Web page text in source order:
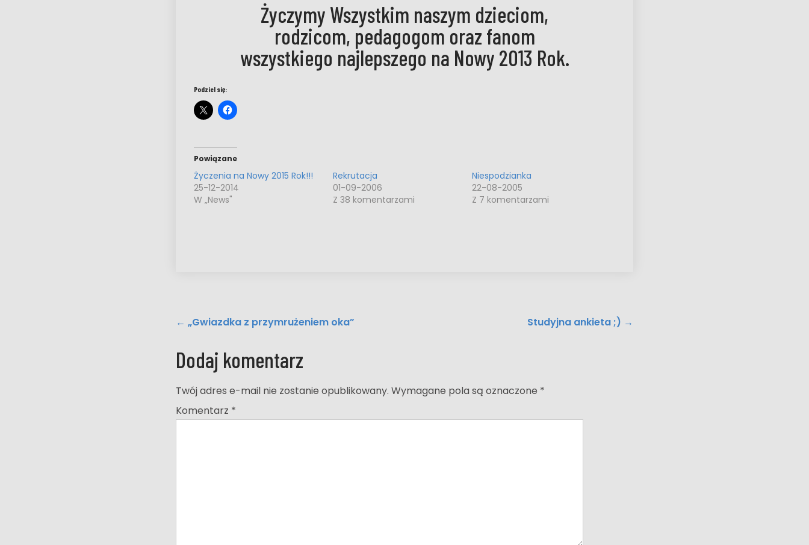
Życzymy Wszystkim naszym dzieciom,
rodzicom, pedagogom oraz fanom
wszystkiego najlepszego na Nowy 2013 Rok.
Podziel się:
Powiązane
Życzenia na Nowy 2015 Rok!!!
25-12-2014
W „News"
Rekrutacja
01-09-2006
Z 38 komentarzami
Niespodzianka
22-08-2005
Z 7 komentarzami
Post
navigation
← „Gwiazdka z przymrużeniem oka” Studyjna ankieta ;) →
Dodaj komentarz
Twój adres e-mail nie zostanie opublikowany. Wymagane pola są oznaczone *
Komentarz *